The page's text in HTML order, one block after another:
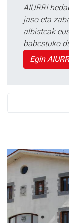
AIURRI
jaso eta
albisteak
babestuko
Egin